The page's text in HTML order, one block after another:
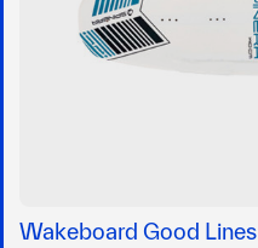
Wakeboard Good Lines